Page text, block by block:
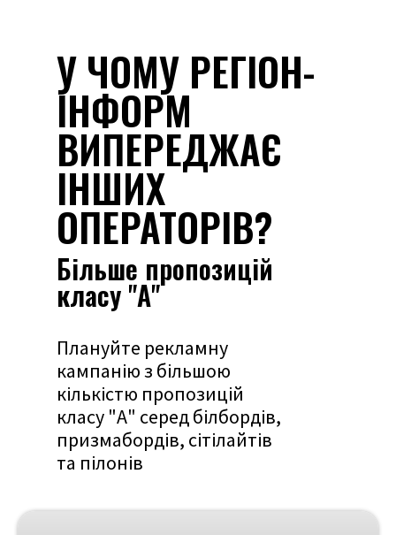
У ЧОМУ РЕГІОН-
ІНФОРМ
ВИПЕРЕДЖАЄ
ІНШИХ
ОПЕРАТОРІВ?
Більше пропозицій
класу "А"
Плануйте рекламну
кампанію з більшою
кількістю пропозицій
класу "А" серед білбордів,
призмабордів, сітілайтів
та пілонів